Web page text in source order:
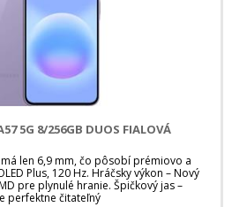
5G 8/256GB DUOS FIALOVÁ
len 6,9 mm, čo pôsobí prémiovo a
Plus, 120 Hz. Hráčsky výkon – Nový
pre plynulé hranie. Špičkový jas –
perfektne čitateľný